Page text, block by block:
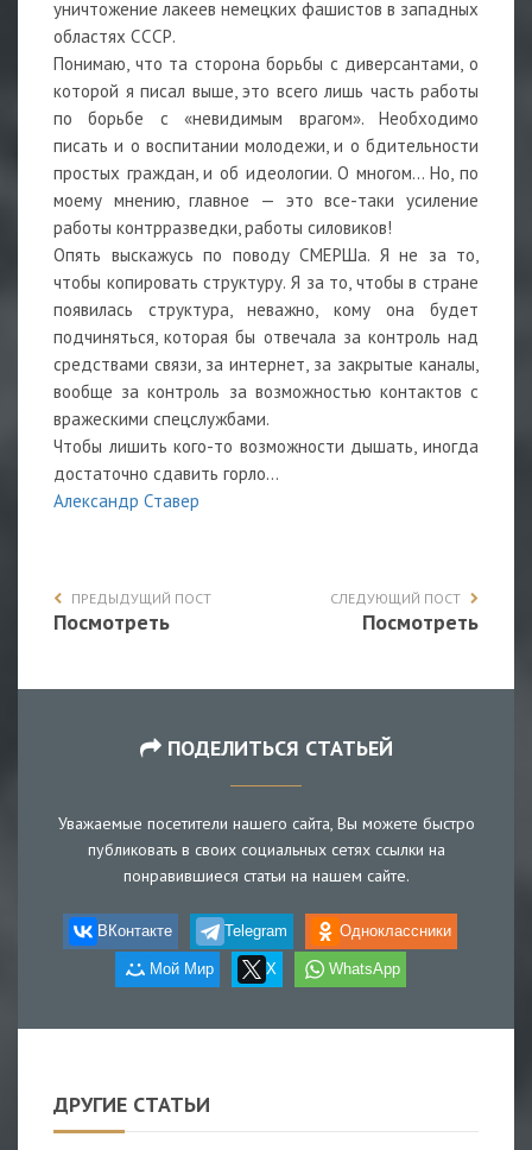
уничтожение лакеев немецких фашистов в западных
областях СССР.
Понимаю, что та сторона борьбы с диверсантами, о
которой я писал выше, это всего лишь часть работы
по борьбе с «невидимым врагом». Необходимо
писать и о воспитании молодежи, и о бдительности
простых граждан, и об идеологии. О многом… Но, по
моему мнению, главное — это все-таки усиление
работы контрразведки, работы силовиков!
Опять выскажусь по поводу СМЕРШа. Я не за то,
чтобы копировать структуру. Я за то, чтобы в стране
появилась структура, неважно, кому она будет
подчиняться, которая бы отвечала за контроль над
средствами связи, за интернет, за закрытые каналы,
вообще за контроль за возможностью контактов с
вражескими спецслужбами.
Чтобы лишить кого-то возможности дышать, иногда
достаточно сдавить горло…
Александр Ставер
ПРЕДЫДУЩИЙ ПОСТ
Посмотреть
СЛЕДУЮЩИЙ ПОСТ
Посмотреть
ПОДЕЛИТЬСЯ СТАТЬЕЙ
Уважаемые посетители нашего сайта, Вы можете быстро
публиковать в своих социальных сетях ссылки на
понравившиеся статьи на нашем сайте.
ВКонтакте Telegram Одноклассники
Мой Мир X WhatsApp
ДРУГИЕ СТАТЬИ